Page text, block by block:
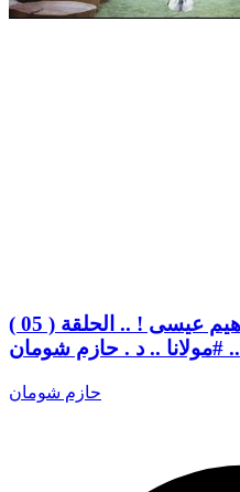
إبراهيم عيسى .. يرد على إبراهيم عيسى ! .. الحلقة ( 05 )
.. #مولانا .. د . حازم شومان
حازم شومان